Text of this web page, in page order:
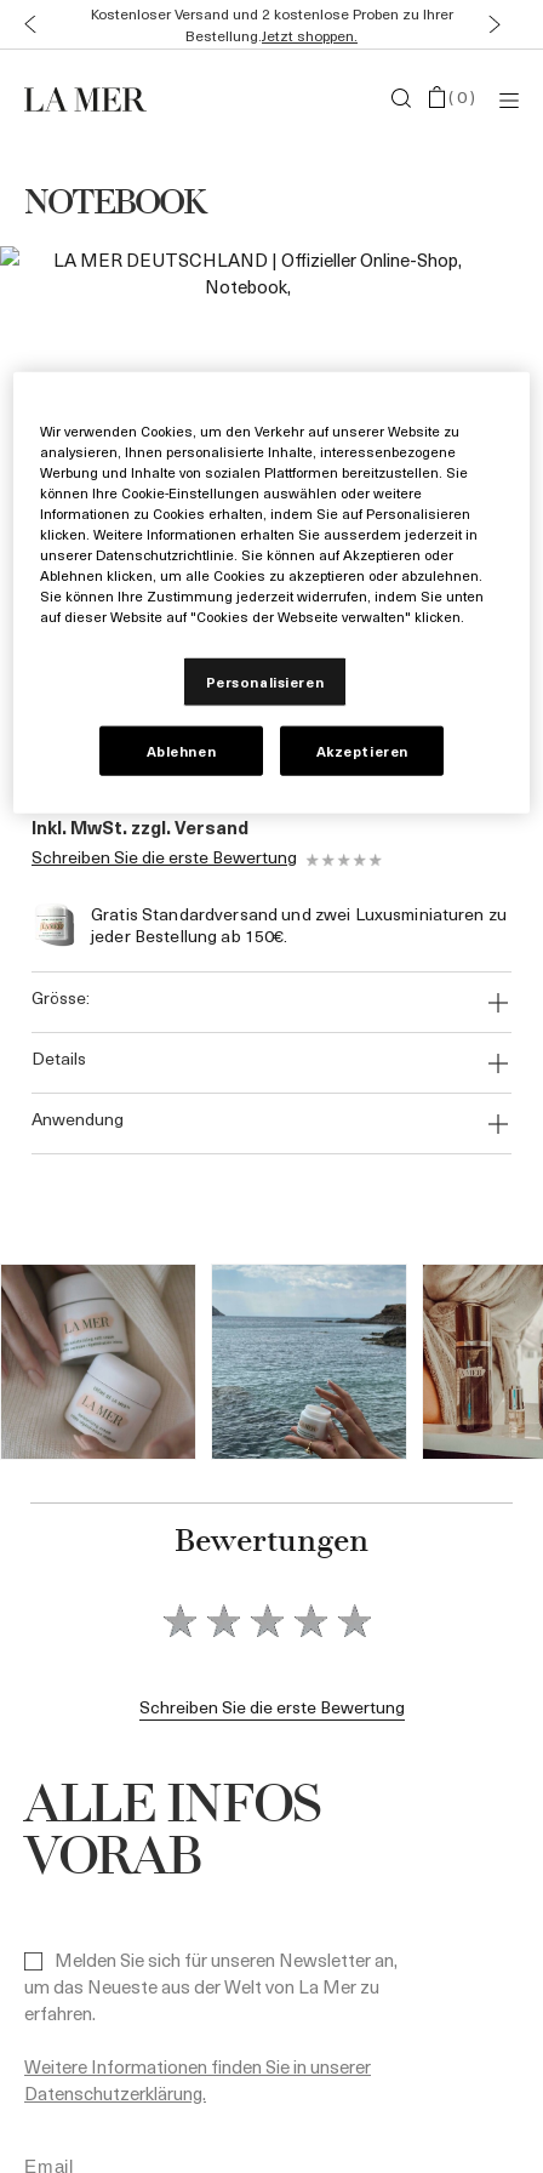
Kostenloser Versand und 2 kostenlose Proben zu Ihrer
Bestellung.Jetzt shoppen.
(0)
NOTEBOOK
Inkl. MwSt. zzgl. Versand
Schreiben Sie die erste Bewertung
Gratis Standardversand und zwei Luxusminiaturen zu
jeder Bestellung ab 150€.
grösse:
details
anwendung
Bewertungen
Schreiben Sie die erste Bewertung
ALLE INFOS
VORAB
Melden Sie sich für unseren Newsletter an,
um das Neueste aus der Welt von La Mer zu
erfahren.
Weitere Informationen finden Sie in unserer
Datenschutzerklärung.
Wir verwenden Cookies, um den Verkehr auf unserer Website zu
analysieren, Ihnen personalisierte Inhalte, interessenbezogene
Werbung und Inhalte von sozialen Plattformen bereitzustellen. Sie
können Ihre Cookie-Einstellungen auswählen oder weitere
Informationen zu Cookies erhalten, indem Sie auf Personalisieren
klicken. Weitere Informationen erhalten Sie ausserdem jederzeit in
unserer Datenschutzrichtlinie. Sie können auf Akzeptieren oder
Ablehnen klicken, um alle Cookies zu akzeptieren oder abzulehnen.
Sie können Ihre Zustimmung jederzeit widerrufen, indem Sie unten
auf dieser Website auf "Cookies der Webseite verwalten" klicken.
Personalisieren
Ablehnen Akzeptieren